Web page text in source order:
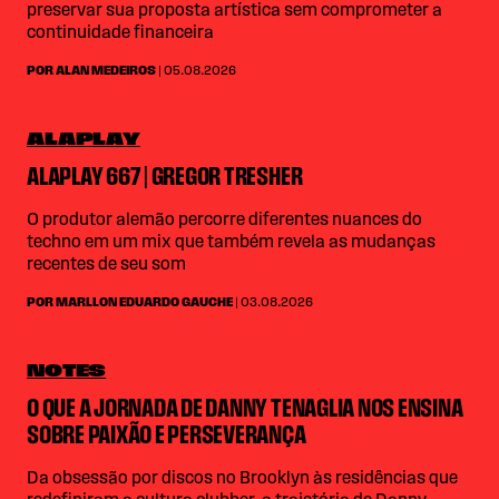
preservar sua proposta artística sem comprometer a
continuidade financeira
POR ALAN MEDEIROS | 05.08.2026
ALAPLAY
ALAPLAY 667 | GREGOR TRESHER
O produtor alemão percorre diferentes nuances do
techno em um mix que também revela as mudanças
recentes de seu som
POR MARLLON EDUARDO GAUCHE | 03.08.2026
NOTES
O QUE A JORNADA DE DANNY TENAGLIA NOS ENSINA
SOBRE PAIXÃO E PERSEVERANÇA
Da obsessão por discos no Brooklyn às residências que